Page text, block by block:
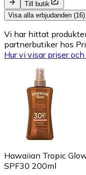
Till butik
Visa alla erbjudanden (16)
Vi har hittat
partnerbutiker hos
Hur vi visar priser
Hawaiian Tropic
SPF30 200ml